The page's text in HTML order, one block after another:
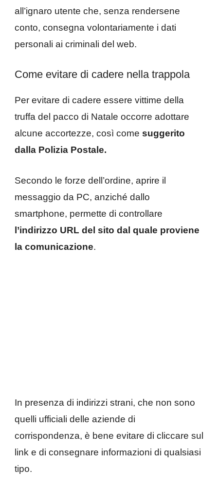
all’ignaro utente che, senza rendersene
conto, consegna volontariamente i dati
personali ai criminali del web.
Come evitare di cadere nella trappola
Per evitare di cadere essere vittime della
truffa del pacco di Natale occorre adottare
alcune accortezze, così come suggerito
dalla Polizia Postale.
Secondo le forze dell’ordine, aprire il
messaggio da PC, anziché dallo
smartphone, permette di controllare
l’indirizzo URL del sito dal quale proviene
la comunicazione.
In presenza di indirizzi strani, che non sono
quelli ufficiali delle aziende di
corrispondenza, è bene evitare di cliccare sul
link e di consegnare informazioni di qualsiasi
tipo.